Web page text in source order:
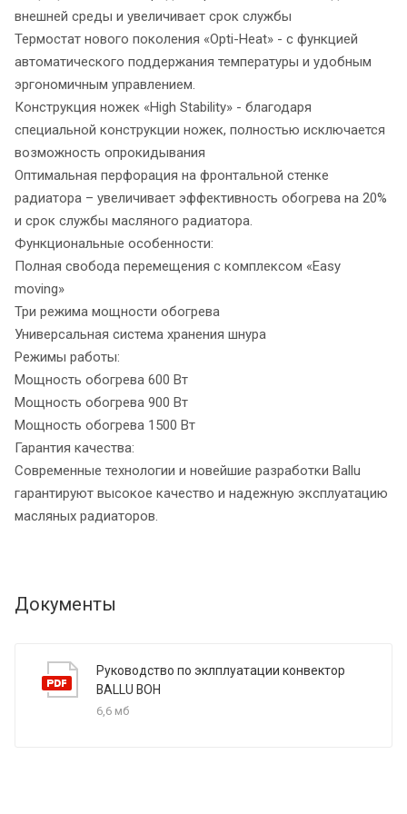
внешней среды и увеличивает срок службы
Термостат нового поколения «Opti-Heat» - с функцией
автоматического поддержания температуры и удобным
эргономичным управлением.
Конструкция ножек «High Stability» - благодаря
специальной конструкции ножек, полностью исключается
возможность опрокидывания
Оптимальная перфорация на фронтальной стенке
радиатора – увеличивает эффективность обогрева на 20%
и срок службы масляного радиатора.
Функциональные особенности:
Полная свобода перемещения с комплексом «Easy
moving»
Три режима мощности обогрева
Универсальная система хранения шнура
Режимы работы:
Мощность обогрева 600 Вт
Мощность обогрева 900 Вт
Мощность обогрева 1500 Вт
Гарантия качества:
Современные технологии и новейшие разработки Ballu
гарантируют высокое качество и надежную эксплуатацию
масляных радиаторов.
Документы
Руководство по эклплуатации конвектор
BALLU BOH
6,6 мб